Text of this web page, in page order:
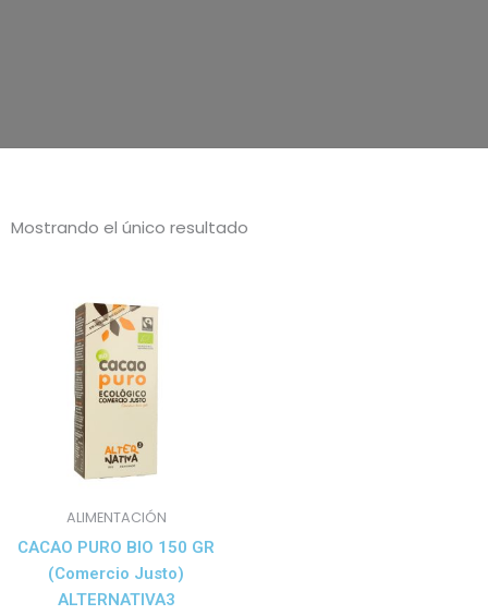
Mostrando el único resultado
ALIMENTACIÓN
CACAO PURO BIO 150 GR
(Comercio Justo)
ALTERNATIVA3